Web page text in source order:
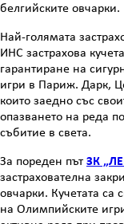
белгийските овчарки.
Най-голямата
ИНС застрахова
гарантиране на
игри в Париж. Дарк,
които заедно със
опазването на реда
събитие в света.
За пореден път ЗК
застрахователна
овчарки. Кучетата са
на Олимпийските